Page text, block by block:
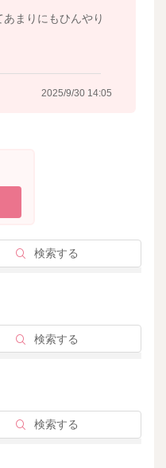
まりにもひんやり
2025/9/30 14:05
検索する
検索する
検索する